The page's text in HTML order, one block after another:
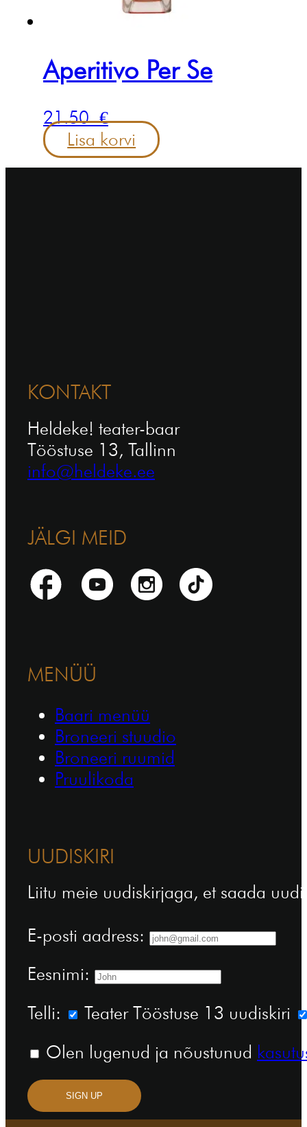
Aperitivo Per Se
21.50€
Lisa korvi
KONTAKT
Heldeke! teater-baar
Tööstuse 13, Tallinn
info@heldeke.ee
JÄLGI MEID
MENÜÜ
Baari menüü
Broneeri stuudio
Broneeri ruumid
Pruulikoda
UUDISKIRI
Liitu meie uudiskirjaga, et saada
E-posti aadress:
Eesnimi:
Telli:
Teater Tööstuse 13 uudiskiri
Olen lugenud ja nõustunud
SIGN UP